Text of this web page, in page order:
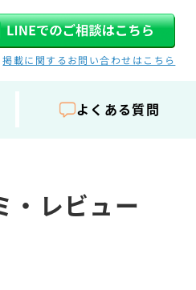
掲載に関するお問い合わせはこちら
よくある質問
・レビュー